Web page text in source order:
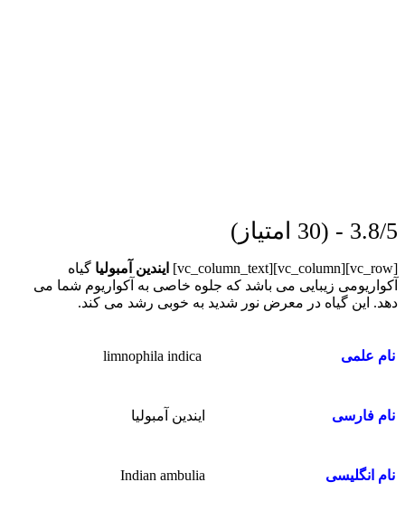
3.8/5 - (30 امتیاز)
[vc_row][vc_column][vc_column_text] ایندین آمبولیا گیاه
آکواریومی زیبایی می باشد که جلوه خاصی به آکواریوم شما می
دهد. این گیاه در معرض نور شدید به خوبی رشد می کند.
نام علمی
نام فارسی ایندین آمبولیا
نام انگلیسی Indian ambulia